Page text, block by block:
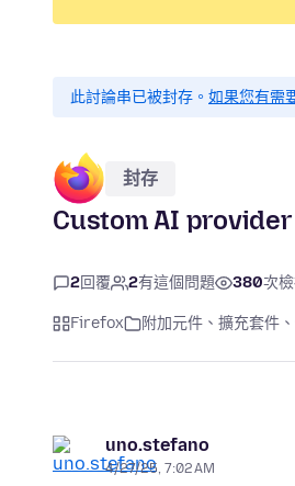
此討論串已被封存。 如果您有需
封存
Custom AI
2回覆 2有這個問題 380次
Firefox 附加元件、擴充套件
uno.stefano
4/27/25, 7:02 AM